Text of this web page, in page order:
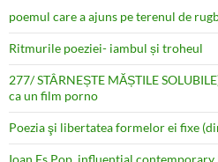
poemul care a ajuns pe terenul de
Ritmurile poeziei- iambul și troheul
277/ STÂRNEȘTE MĂȘTILE
ca un film porno
Poezia şi libertatea formelor ei fixe